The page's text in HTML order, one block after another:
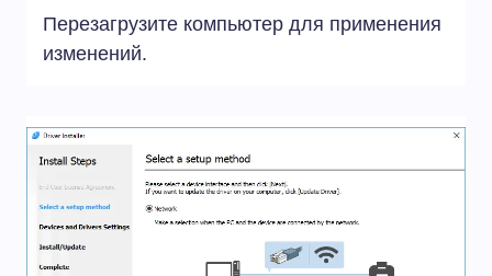
Перезагрузите компьютер для применения
изменений.